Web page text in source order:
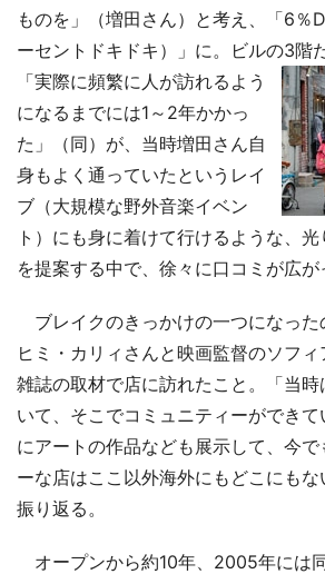
ものを」（増田さん）と考え、「6％
ーセントドキドキ）」に。ビルの3階
「実際に頻繁に人が訪れるよう
になるまでには1～2年かかっ
た」（同）が、当時増田さん自
身もよく通っていたというレイ
ブ（大規模な野外音楽イベン
ト）にも身に着けて行けるような、
を提案する中で、徐々に口コミが広が
ブレイクのきっかけの一つになった
ヒミ・カリィさんと映画監督のソフ
雑誌の取材で店に訪れたこと。「当
いて、そこでコミュニティーができ
にアートの作品なども展示して、今
ーな店はここ以外海外にもどこにもな
振り返る。
オープンから約10年、2005年には